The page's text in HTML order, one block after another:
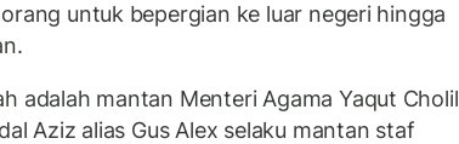
untuk bepergian ke luar negeri hingga
adalah mantan Menteri Agama Yaqut Cholil
Aziz alias Gus Alex selaku mantan staf